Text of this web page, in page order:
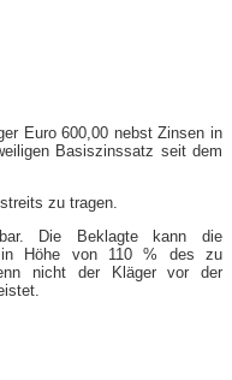
Euro 600,00 nebst Zinsen in
Basiszinssatz seit dem
zu tragen.
Die Beklagte kann die
in Höhe von 110 % des zu
nicht der Kläger vor der